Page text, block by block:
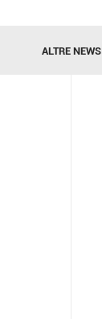
ALTRE NEWS